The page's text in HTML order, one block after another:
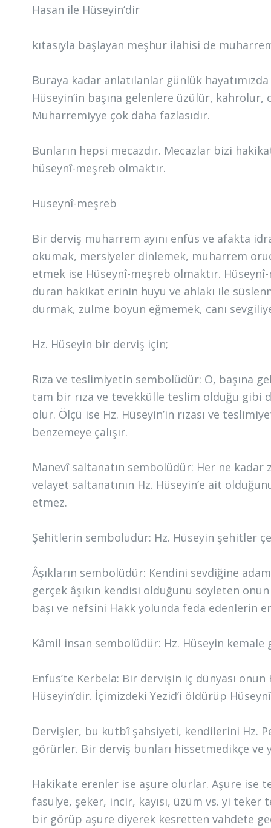
Hasan ile Hüseyin’dir
kıtasıyla başlayan meşhur ilahisi de
Buraya kadar anlatılanlar günlük
Hüseyin’in başına gelenlere üzülür,
Muharremiyye çok daha fazlasıdır.
Bunların hepsi mecazdır. Mecazlar bizi
hüseynî-meşreb olmaktır.
Hüseynî-meşreb
Bir derviş muharrem ayını enfüs ve afakta
okumak, mersiyeler dinlemek, muharrem
etmek ise Hüseynî-meşreb olmaktır.
duran hakikat erinin huyu ve ahlakı ile
durmak, zulme boyun eğmemek, canı
Hz. Hüseyin bir derviş için;
Rıza ve teslimiyetin sembolüdür: O, başına
tam bir rıza ve tevekkülle teslim olduğu gibi
olur. Ölçü ise Hz. Hüseyin’in rızası ve
benzemeye çalışır.
Manevî saltanatın sembolüdür: Her ne
velayet saltanatının Hz. Hüseyin’e ait
etmez.
Şehitlerin sembolüdür: Hz. Hüseyin şehitler
Âşıkların sembolüdür: Kendini sevdiğine
gerçek âşıkın kendisi olduğunu söyleten
başı ve nefsini Hakk yolunda feda edenlerin
Kâmil insan sembolüdür: Hz. Hüseyin
Enfüs’te Kerbela: Bir dervişin iç dünyası onun
Hüseyin’dir. İçimizdeki Yezid’i öldürüp
Dervişler, bu kutbî şahsiyeti, kendilerini Hz.
görürler. Bir derviş bunları hissetmedikçe ve
Hakikate erenler ise aşure olurlar. Aşure ise
fasulye, şeker, incir, kayısı, üzüm vs. yi
bir görüp aşure diyerek kesretten vahdete